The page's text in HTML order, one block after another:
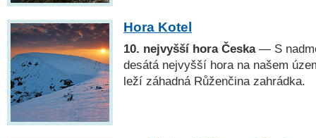
Hora Kotel
10. nejvyšší hora Česka — S
desátá nejvyšší hora na našem
leží záhadná Růženčina zahrádka.